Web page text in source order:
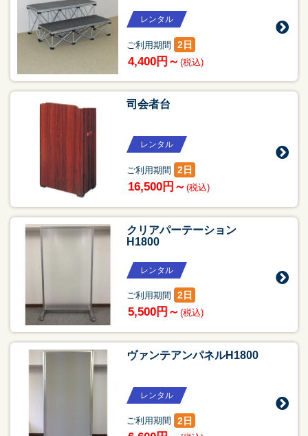
レンタル
ご利用期間 2日
4,400円～ (税込)
司会者台
レンタル
ご利用期間 2日
16,500円～ (税込)
クリアパーテーション
H1800
レンタル
ご利用期間 2日
5,500円～ (税込)
ヴァンテアンパネルH1800
レンタル
ご利用期間 2日